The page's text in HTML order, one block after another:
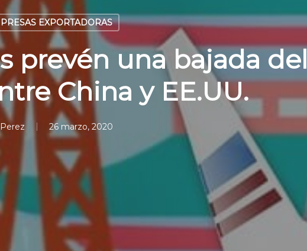
EXPORTADORAS
prevén una bajada del
China y EE.UU.
26 marzo, 2020